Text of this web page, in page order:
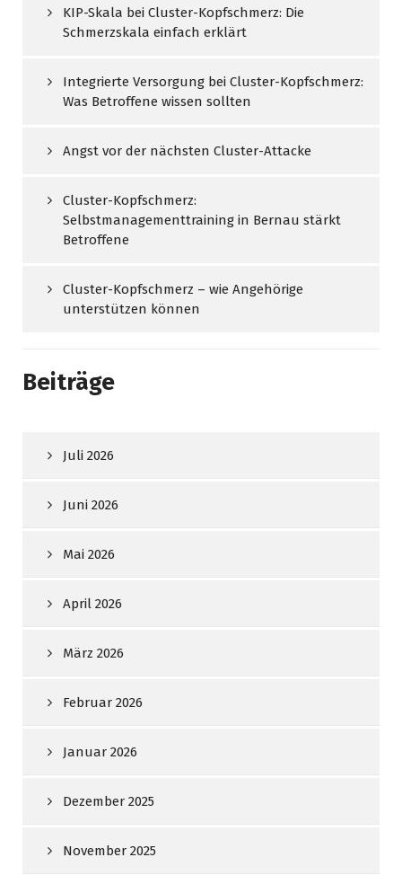
KIP-Skala bei Cluster-Kopfschmerz: Die
Schmerzskala einfach erklärt
Integrierte Versorgung bei Cluster-Kopfschmerz:
Was Betroffene wissen sollten
Angst vor der nächsten Cluster-Attacke
Cluster-Kopfschmerz:
Selbstmanagementtraining in Bernau stärkt
Betroffene
Cluster-Kopfschmerz – wie Angehörige
unterstützen können
Beiträge
Juli 2026
Juni 2026
Mai 2026
April 2026
März 2026
Februar 2026
Januar 2026
Dezember 2025
November 2025